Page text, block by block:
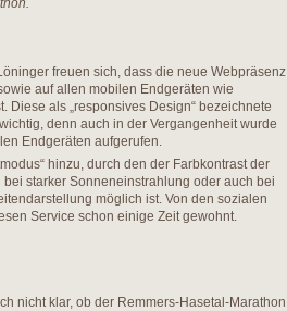
freuen sich, dass die neue Webpräsenz
auf allen mobilen Endgeräten wie
Diese als „responsives Design“ bezeichnete
denn auch in der Vergangenheit wurde
Endgeräten aufgerufen.
hinzu, durch den der Farbkontrast der
starker Sonneneinstrahlung oder auch bei
möglich ist. Von den sozialen
Service schon einige Zeit gewohnt.
nicht klar, ob der Remmers-Hasetal-Marathon